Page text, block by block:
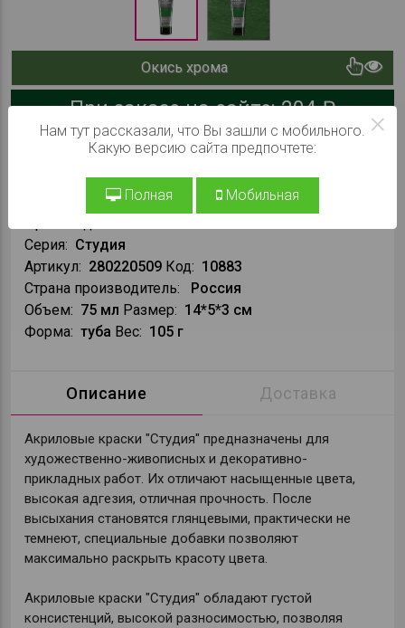
Окись хрома
При заказе на сайте:204 ₽
В КОРЗИНУ
Серия: Студия
Артикул: 280220509 Код: 10883
Страна производитель:
Россия
Объем: 75 мл Размер: 14*5*3 см
Форма: туба Вес: 105 г
Описание Доставка
Акриловые краски "Студия" предназначены для
художественно-живописных и декоративно-
прикладных работ. Их отличают насыщенные цвета,
высокая адгезия, отличная прочность. После
высыхания становятся глянцевыми, практически не
темнеют, специальные добавки позволяют
максимально раскрыть красоту цвета.
Акриловые краски "Студия" обладают густой
консистенций, высокой разносимостью, позволяя
×
Нам тут рассказали, что Вы зашли с мобильного.
Какую версию сайта предпочтете:
Полная Мобильная